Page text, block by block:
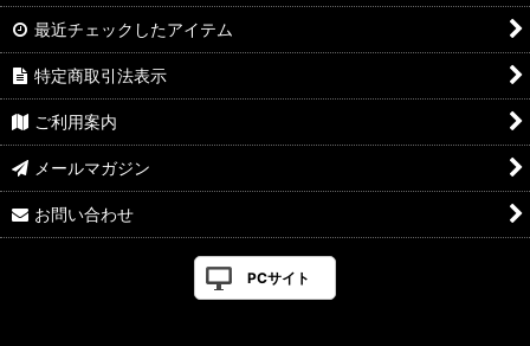
最近チェックしたアイテム
特定商取引法表示
ご利用案内
メールマガジン
お問い合わせ
PCサイト